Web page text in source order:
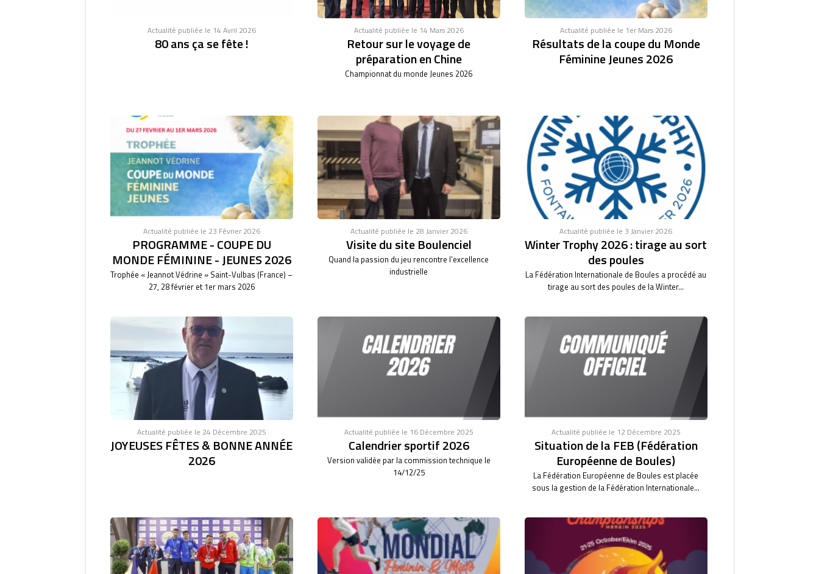
Actualité publiée le 14 Avril 2026
80 ans ça se fête !
Actualité publiée le 14 Mars 2026
Retour sur le voyage de
préparation en Chine
Championnat du monde Jeunes 2026
Actualité publiée le 1er Mars 2026
Résultats de la coupe du Monde
Féminine Jeunes 2026
Actualité publiée le 23 Février 2026
PROGRAMME - COUPE DU
MONDE FÉMININE - JEUNES 2026
Trophée « Jeannot Védrine » Saint-Vulbas (France) –
27, 28 février et 1er mars 2026
Actualité publiée le 28 Janvier 2026
Visite du site Boulenciel
Quand la passion du jeu rencontre l’excellence
industrielle
Actualité publiée le 3 Janvier 2026
Winter Trophy 2026 : tirage au sort
des poules
La Fédération Internationale de Boules a procédé au
tirage au sort des poules de la Winter...
Actualité publiée le 24 Décembre 2025
JOYEUSES FÊTES & BONNE ANNÉE
2026
Actualité publiée le 16 Décembre 2025
Calendrier sportif 2026
Version validée par la commission technique le
14/12/25
Actualité publiée le 12 Décembre 2025
Situation de la FEB (Fédération
Européenne de Boules)
La Fédération Européenne de Boules est placée
sous la gestion de la Fédération Internationale...